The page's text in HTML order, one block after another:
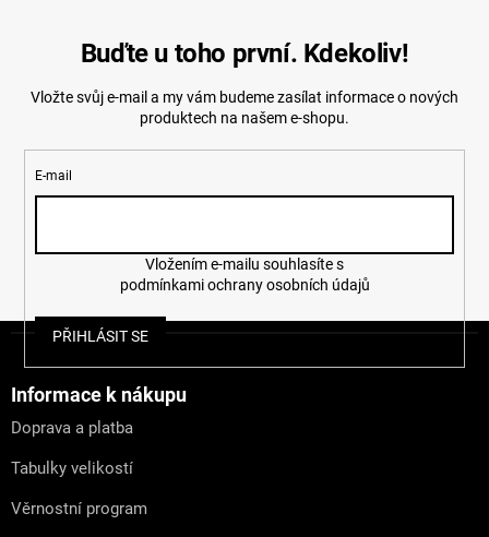
Buďte u toho první. Kdekoliv!
Vložte svůj e-mail a my vám budeme zasílat informace o nových
produktech na našem e-shopu.
E-mail
podmínkami ochrany osobních údajů
PŘIHLÁSIT SE
Informace k nákupu
Doprava a platba
Tabulky velikostí
Věrnostní program